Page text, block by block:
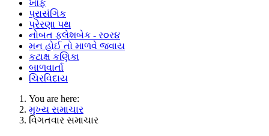
ખૌફ
પ્રાસંગિક
પ્રેરણા પથ
નોબત ફ્લેશબેક - ર૦ર૪
મન હોઈ તો માળવે જવાય
કટાક્ષ કણિકા
બાળવાર્તા
ચિરવિદાય
You are here:
મુખ્ય સમાચાર
વિગતવાર સમાચાર